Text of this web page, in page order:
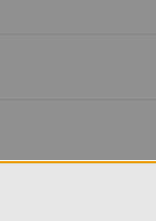
om du önskar.